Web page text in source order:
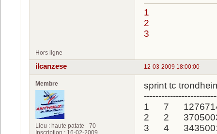
1
2
3
Hors ligne
12-03-2009 18:00:00
ilcanzese
Membre
Lieu : haute patate - 70
Inscription : 16-02-2009
sprint tc
1 7
2 2
3 4